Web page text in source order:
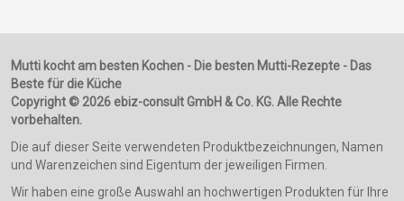
Mutti kocht am besten Kochen - Die besten Mutti-Rezepte - Das
Beste für die Küche
Copyright © 2026 ebiz-consult GmbH & Co. KG. Alle Rechte
vorbehalten.
Die auf dieser Seite verwendeten Produktbezeichnungen, Namen
und Warenzeichen sind Eigentum der jeweiligen Firmen.
Wir haben eine große Auswahl an hochwertigen Produkten für Ihre